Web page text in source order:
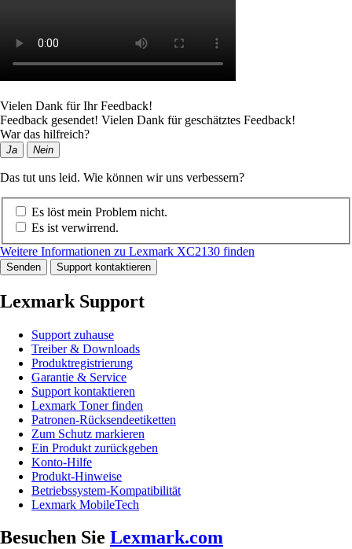
Vielen Dank für Ihr Feedback!
Feedback gesendet! Vielen Dank für geschätztes Feedback!
War das hilfreich?
Ja Nein
Das tut uns leid. Wie können wir uns verbessern?
Es löst mein Problem nicht.
Es ist verwirrend.
Weitere Informationen zu Lexmark XC2130 finden
Senden Support kontaktieren
Lexmark Support
Support zuhause
Treiber & Downloads
Produktregistrierung
Garantie & Service
Support kontaktieren
Lexmark Toner finden
Patronen-Rücksendeetiketten
Zum Schutz markieren
Ein Produkt zurückgeben
Konto-Hilfe
Produkt-Hinweise
Betriebssystem-Kompatibilität
Lexmark MobileTech
Besuchen Sie Lexmark.com